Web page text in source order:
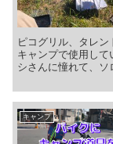
ピコグリル、タレ
キャンプで使用し
シさんに憧れて、ソ
メキ、2019年の2月
キャンプ